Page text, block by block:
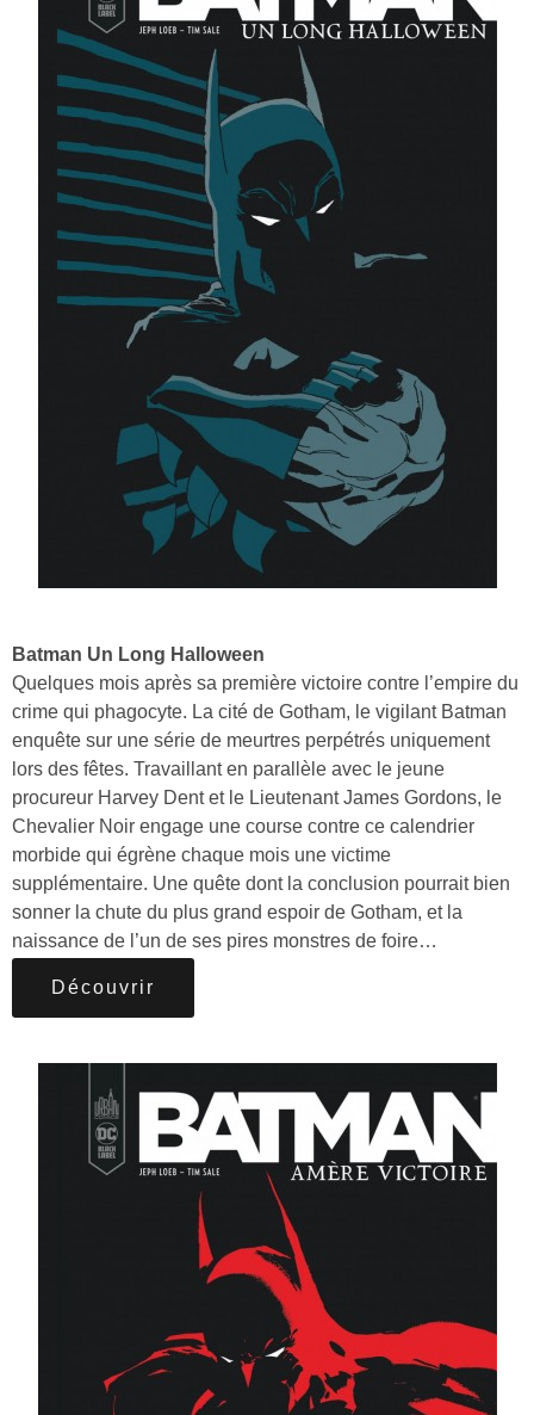
Batman Un Long Halloween
Quelques mois après sa première victoire contre l’empire du
crime qui phagocyte. La cité de Gotham, le vigilant Batman
enquête sur une série de meurtres perpétrés uniquement
lors des fêtes. Travaillant en parallèle avec le jeune
procureur Harvey Dent et le Lieutenant James Gordons, le
Chevalier Noir engage une course contre ce calendrier
morbide qui égrène chaque mois une victime
supplémentaire. Une quête dont la conclusion pourrait bien
sonner la chute du plus grand espoir de Gotham, et la
naissance de l’un de ses pires monstres de foire…
Découvrir